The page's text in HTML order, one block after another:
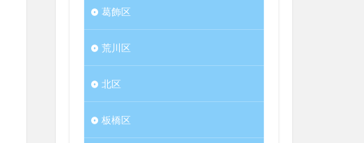
葛飾区
荒川区
北区
板橋区